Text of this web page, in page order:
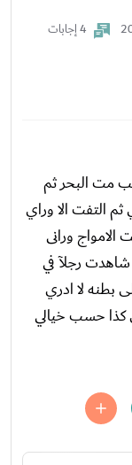
4 إجابات
مت البحر ثم
التفت الا وراي
ورانى
شاهدت رجلآ في
بطنه لا ادري
كذا حسب خيالي